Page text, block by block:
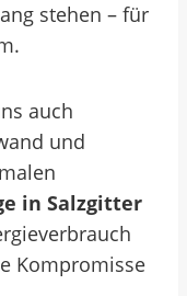
stehen – für
auch
und
in Salzgitter
Kompromisse